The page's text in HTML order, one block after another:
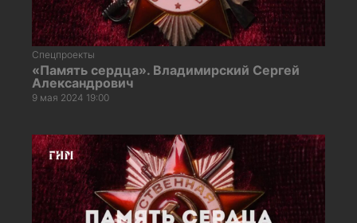
Спецпроекты
«Память сердца». Владимирский Сергей
Александрович
9 мая 2024 19:00